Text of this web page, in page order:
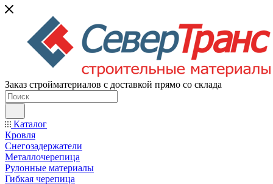
Заказ стройматериалов с доставкой прямо со склада
Каталог
Кровля
Снегозадержатели
Металлочерепица
Рулонные материалы
Гибкая черепица